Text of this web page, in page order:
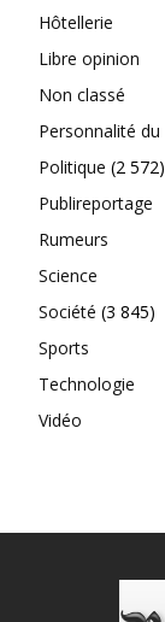
Hôtellerie
Libre opinion
Non classé
Personnalité
Politique (2 572)
Publireportage
Rumeurs
Science
Société (3 845)
Sports
Technologie
Vidéo